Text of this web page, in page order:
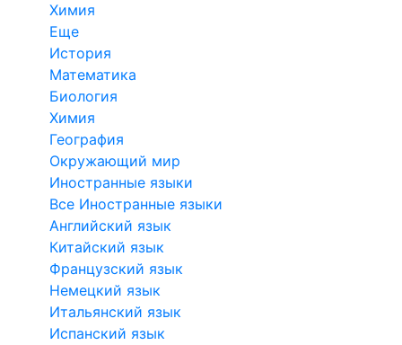
Химия
Еще
История
Математика
Биология
Химия
География
Окружающий мир
Иностранные языки
Все Иностранные языки
Английский язык
Китайский язык
Французский язык
Немецкий язык
Итальянский язык
Испанский язык